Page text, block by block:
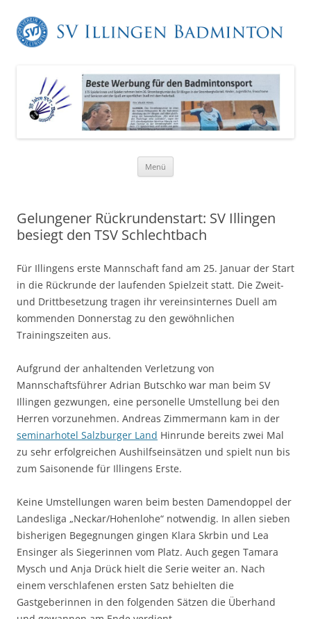
Menü
Gelungener Rückrundenstart: SV Illingen
besiegt den TSV Schlechtbach
Für Illingens erste Mannschaft fand am 25. Januar der Start
in die Rückrunde der laufenden Spielzeit statt. Die Zweit-
und Drittbesetzung tragen ihr vereinsinternes Duell am
kommenden Donnerstag zu den gewöhnlichen
Trainingszeiten aus.
Aufgrund der anhaltenden Verletzung von
Mannschaftsführer Adrian Butschko war man beim SV
Illingen gezwungen, eine personelle Umstellung bei den
Herren vorzunehmen. Andreas Zimmermann kam in der
seminarhotel Salzburger Land Hinrunde bereits zwei Mal
zu sehr erfolgreichen Aushilfseinsätzen und spielt nun bis
zum Saisonende für Illingens Erste.
Keine Umstellungen waren beim besten Damendoppel der
Landesliga „Neckar/Hohenlohe“ notwendig. In allen sieben
bisherigen Begegnungen gingen Klara Skrbin und Lea
Ensinger als Siegerinnen vom Platz. Auch gegen Tamara
Mysch und Anja Drück hielt die Serie weiter an. Nach
einem verschlafenen ersten Satz behielten die
Gastgeberinnen in den folgenden Sätzen die Überhand